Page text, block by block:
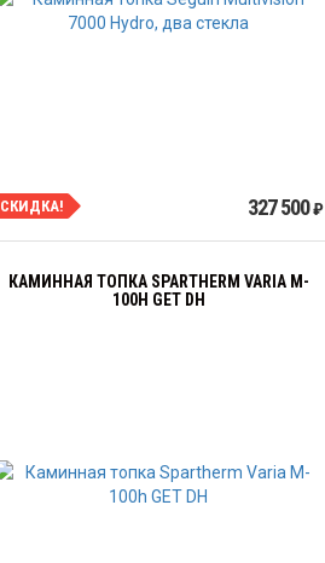
СКИДКА! 327 500₽
КАМИННАЯ ТОПКА SPARTHERM VARIA M-
100H GET DH